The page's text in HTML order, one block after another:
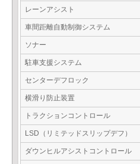
レーンアシスト
車間距離自動制御システム
ソナー
駐車支援システム
センターデフロック
横滑り防止装置
トラクションコントロール
LSD（リミテッドスリップデフ）
ダウンヒルアシストコントロール